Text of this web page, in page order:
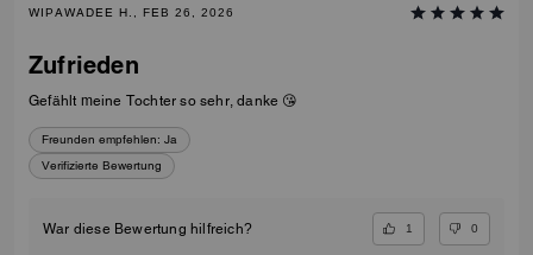
WIPAWADEE H., FEB 26, 2026
Zufrieden
Gefählt meine Tochter so sehr, danke 😘
Freunden empfehlen: Ja
Verifizierte Bewertung
War diese Bewertung hilfreich? 1 0